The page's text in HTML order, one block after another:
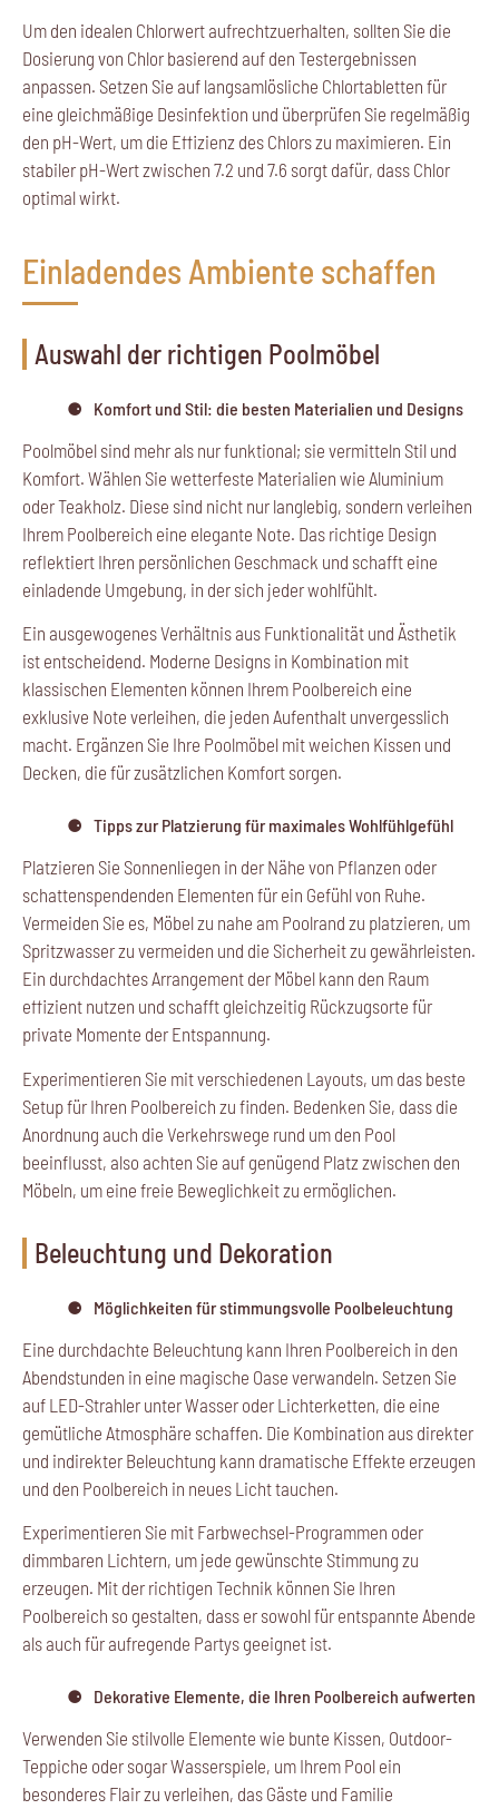
Um den idealen Chlorwert aufrechtzuerhalten, sollten Sie die
Dosierung von Chlor basierend auf den Testergebnissen
anpassen. Setzen Sie auf langsamlösliche Chlortabletten für
eine gleichmäßige Desinfektion und überprüfen Sie regelmäßig
den pH-Wert, um die Effizienz des Chlors zu maximieren. Ein
stabiler pH-Wert zwischen 7.2 und 7.6 sorgt dafür, dass Chlor
optimal wirkt.
Einladendes Ambiente schaffen
Auswahl der richtigen Poolmöbel
Komfort und Stil: die besten Materialien und Designs
Poolmöbel sind mehr als nur funktional; sie vermitteln Stil und
Komfort. Wählen Sie wetterfeste Materialien wie Aluminium
oder Teakholz. Diese sind nicht nur langlebig, sondern verleihen
Ihrem Poolbereich eine elegante Note. Das richtige Design
reflektiert Ihren persönlichen Geschmack und schafft eine
einladende Umgebung, in der sich jeder wohlfühlt.
Ein ausgewogenes Verhältnis aus Funktionalität und Ästhetik
ist entscheidend. Moderne Designs in Kombination mit
klassischen Elementen können Ihrem Poolbereich eine
exklusive Note verleihen, die jeden Aufenthalt unvergesslich
macht. Ergänzen Sie Ihre Poolmöbel mit weichen Kissen und
Decken, die für zusätzlichen Komfort sorgen.
Tipps zur Platzierung für maximales Wohlfühlgefühl
Platzieren Sie Sonnenliegen in der Nähe von Pflanzen oder
schattenspendenden Elementen für ein Gefühl von Ruhe.
Vermeiden Sie es, Möbel zu nahe am Poolrand zu platzieren, um
Spritzwasser zu vermeiden und die Sicherheit zu gewährleisten.
Ein durchdachtes Arrangement der Möbel kann den Raum
effizient nutzen und schafft gleichzeitig Rückzugsorte für
private Momente der Entspannung.
Experimentieren Sie mit verschiedenen Layouts, um das beste
Setup für Ihren Poolbereich zu finden. Bedenken Sie, dass die
Anordnung auch die Verkehrswege rund um den Pool
beeinflusst, also achten Sie auf genügend Platz zwischen den
Möbeln, um eine freie Beweglichkeit zu ermöglichen.
Beleuchtung und Dekoration
Möglichkeiten für stimmungsvolle Poolbeleuchtung
Eine durchdachte Beleuchtung kann Ihren Poolbereich in den
Abendstunden in eine magische Oase verwandeln. Setzen Sie
auf LED-Strahler unter Wasser oder Lichterketten, die eine
gemütliche Atmosphäre schaffen. Die Kombination aus direkter
und indirekter Beleuchtung kann dramatische Effekte erzeugen
und den Poolbereich in neues Licht tauchen.
Experimentieren Sie mit Farbwechsel-Programmen oder
dimmbaren Lichtern, um jede gewünschte Stimmung zu
erzeugen. Mit der richtigen Technik können Sie Ihren
Poolbereich so gestalten, dass er sowohl für entspannte Abende
als auch für aufregende Partys geeignet ist.
Dekorative Elemente, die Ihren Poolbereich aufwerten
Verwenden Sie stilvolle Elemente wie bunte Kissen, Outdoor-
Teppiche oder sogar Wasserspiele, um Ihrem Pool ein
besonderes Flair zu verleihen, das Gäste und Familie